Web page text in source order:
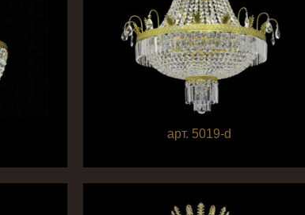
арт. 5019-d